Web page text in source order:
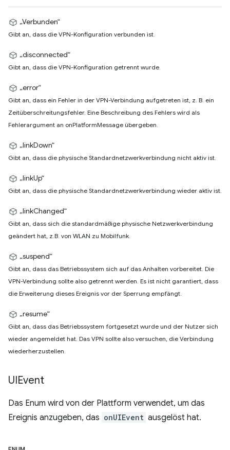
„Verbunden“
Gibt an, dass die VPN-Konfiguration verbunden ist.
„disconnected“
Gibt an, dass die VPN-Konfiguration getrennt wurde.
„error“
Gibt an, dass ein Fehler in der VPN-Verbindung aufgetreten ist, z. B. ein
Zeitüberschreitungsfehler. Eine Beschreibung des Fehlers wird als
Fehlerargument an onPlatformMessage übergeben.
„linkDown“
Gibt an, dass die physische Standardnetzwerkverbindung nicht aktiv ist.
„linkUp“
Gibt an, dass die physische Standardnetzwerkverbindung wieder aktiv ist.
„linkChanged“
Gibt an, dass sich die standardmäßige physische Netzwerkverbindung
geändert hat, z.B. von WLAN zu Mobilfunk.
„suspend“
Gibt an, dass das Betriebssystem sich auf das Anhalten vorbereitet. Die
VPN-Verbindung sollte also getrennt werden. Es ist nicht garantiert, dass
die Erweiterung dieses Ereignis vor der Sperrung empfängt.
„resume“
Gibt an, dass das Betriebssystem fortgesetzt wurde und der Nutzer sich
wieder angemeldet hat. Das VPN sollte also versuchen, die Verbindung
wiederherzustellen.
UIEvent
Das Enum wird von der Plattform verwendet, um das
Ereignis anzugeben, das onUIEvent ausgelöst hat.